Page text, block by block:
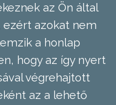
az Ön által
azokat nem
a honlap
hogy az így nyert
végrehajtott
az a lehető